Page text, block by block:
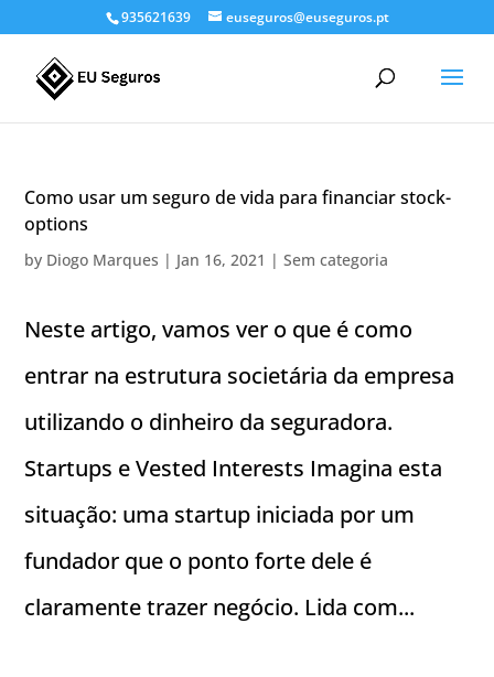
935621639 euseguros@euseguros.pt
Como usar um seguro de vida para financiar stock-
options
by Diogo Marques | Jan 16, 2021 |Sem categoria
Neste artigo, vamos ver o que é como
entrar na estrutura societária da empresa
utilizando o dinheiro da seguradora.
Startups e Vested Interests Imagina esta
situação: uma startup iniciada por um
fundador que o ponto forte dele é
claramente trazer negócio. Lida com...